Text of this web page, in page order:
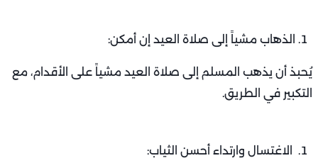
الذهاب مشياً إلى صلاة العيد إن أمكن:
يُحبذ أن يذهب المسلم إلى صلاة العيد مشياً على الأقدام، مع
التكبير في الطريق.
الاغتسال وارتداء أحسن الثياب: